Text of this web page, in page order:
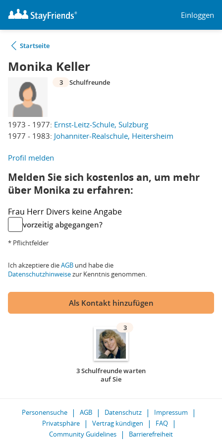
Einloggen
Startseite
Monika Keller
1973 - 1977: Ernst-Leitz-Schule, Sulzburg
1977 - 1983: Johanniter-Realschule, Heitersheim
3 Schulfreunde
Profil melden
Melden Sie sich kostenlos an, um mehr
über Monika zu erfahren:
Frau Herr Divers keine Angabe
vorzeitig abgegangen?
* Pflichtfelder
Ich akzeptiere dieAGB und habe die
Datenschutzhinweisezur Kenntnis genommen.
Als Kontakt hinzufügen
3
3 Schulfreunde warten
auf Sie
Personensuche AGB Datenschutz
Impressum
Privatsphäre
Vertrag kündigen
FAQ
Community Guidelines
Barrierefreiheit